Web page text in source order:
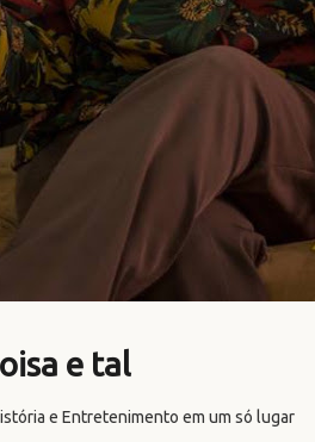
e tal
e Entretenimento em um só lugar